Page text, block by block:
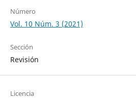
Número
Vol. 10 Núm. 3 (2021)
Sección
Revisión
Licencia